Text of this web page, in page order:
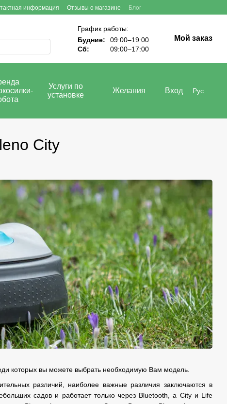
информация Отзывы о магазине Блог
График работы:
Будние:
09:00–19:00
Сб:
09:00–17:00
Мой заказ
Услуги по
установке
Желания Вход Рус
City
которых вы можете выбрать необходимую Вам модель.
различий, наиболее важные различия заключаются в
садов и работает только через Bluetooth, а City и Life